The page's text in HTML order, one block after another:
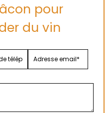
pour
du vin